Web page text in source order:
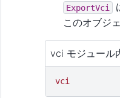
ExportVci
このオブジ
vci モジュール
vci